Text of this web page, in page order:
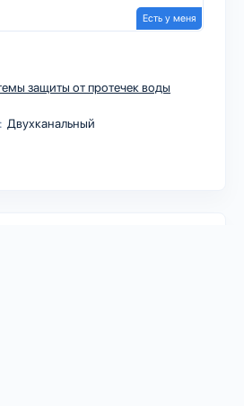
Есть у меня
защиты от протечек воды
Двухканальный